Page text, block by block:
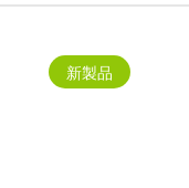
新製品